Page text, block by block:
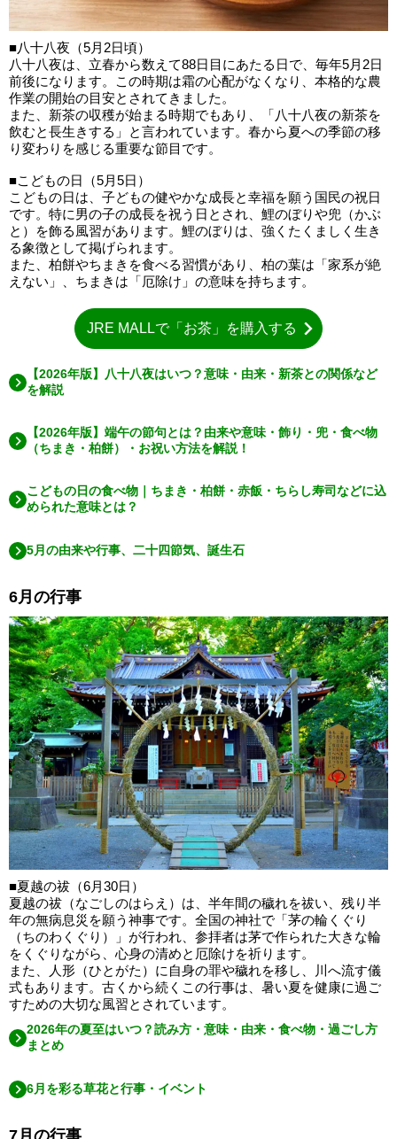
■八十八夜（5月2日頃）
八十八夜は、立春から数えて88日目にあたる日で、毎年5月2日
前後になります。この時期は霜の心配がなくなり、本格的な農
作業の開始の目安とされてきました。
また、新茶の収穫が始まる時期でもあり、「八十八夜の新茶を
飲むと長生きする」と言われています。春から夏への季節の移
り変わりを感じる重要な節目です。
■こどもの日（5月5日）
こどもの日は、子どもの健やかな成長と幸福を願う国民の祝日
です。特に男の子の成長を祝う日とされ、鯉のぼりや兜（かぶ
と）を飾る風習があります。鯉のぼりは、強くたくましく生き
る象徴として掲げられます。
また、柏餅やちまきを食べる習慣があり、柏の葉は「家系が絶
えない」、ちまきは「厄除け」の意味を持ちます。
JRE MALLで「お茶」を購入する
【2026年版】八十八夜はいつ？意味・由来・新茶との関係など
を解説
【2026年版】端午の節句とは？由来や意味・飾り・兜・食べ物
（ちまき・柏餅）・お祝い方法を解説！
こどもの日の食べ物｜ちまき・柏餅・赤飯・ちらし寿司などに込
められた意味とは？
5月の由来や行事、二十四節気、誕生石
6月の行事
■夏越の祓（6月30日）
夏越の祓（なごしのはらえ）は、半年間の穢れを祓い、残り半
年の無病息災を願う神事です。全国の神社で「茅の輪くぐり
（ちのわくぐり）」が行われ、参拝者は茅で作られた大きな輪
をくぐりながら、心身の清めと厄除けを祈ります。
また、人形（ひとがた）に自身の罪や穢れを移し、川へ流す儀
式もあります。古くから続くこの行事は、暑い夏を健康に過ご
すための大切な風習とされています。
2026年の夏至はいつ？読み方・意味・由来・食べ物・過ごし方
まとめ
6月を彩る草花と行事・イベント